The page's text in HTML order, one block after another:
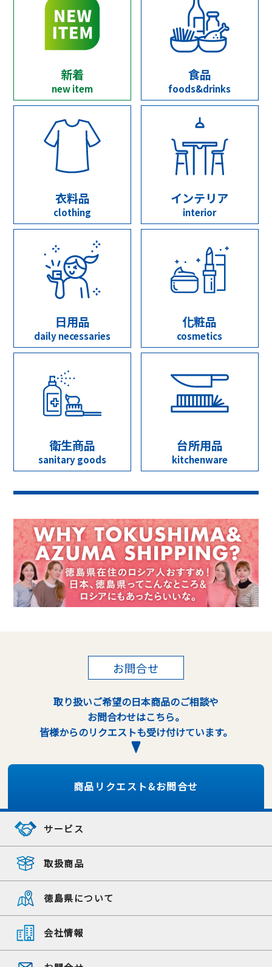
新着
new item
食品
foods&drinks
衣料品
clothing
インテリア
interior
日用品
daily necessaries
化粧品
cosmetics
衛生商品
sanitary goods
台所用品
kitchenware
お問合せ
取り扱いご希望の日本商品のご相談や
お問合わせはこちら。
皆様からのリクエストも受け付けています。
商品リクエスト&お問合せ
サービス
取扱商品
徳島県について
会社情報